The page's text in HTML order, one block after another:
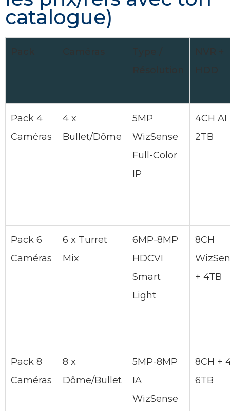
catalogue)
Pack 4
Caméras
4 x
Bullet/Dôme
5MP
WizSense
Full-Color
IP
4CH AI
2TB
Pack 6
Caméras
6 x Turret
Mix
6MP-8MP
HDCVI
Smart
Light
8CH
+ 4TB
Pack 8
Caméras
8 x
Dôme/Bullet
5MP-8MP
IA
WizSense
8CH +
6TB